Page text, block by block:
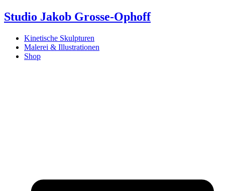
Zum
Inhalt
Studio Jakob Grosse-Ophoff
Kinetische Skulpturen
Malerei & Illustrationen
Shop